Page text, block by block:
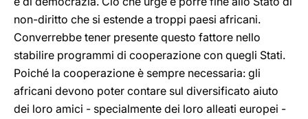
non-diritto che si estende a troppi paesi africani.
Converrebbe tener presente questo fattore nello
stabilire programmi di cooperazione con quegli Stati.
Poiché la cooperazione è sempre necessaria: gli
africani devono poter contare sul diversificato aiuto
dei loro amici - specialmente dei loro alleati europei -